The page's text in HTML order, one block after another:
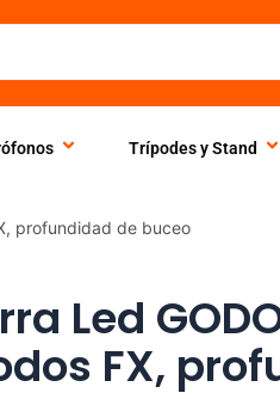
Trípodes y Stand
profundidad de buceo
Led
FX,